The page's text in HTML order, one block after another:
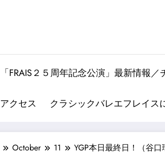
「FRAIS２５周年記念公演」最新情報
アクセス クラシックバレエフレイス
October 11 YGP本日最終日！（谷